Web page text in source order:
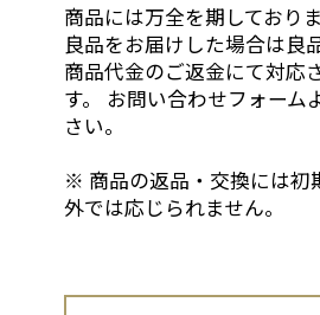
商品には万全を期しており
良品をお届けした場合は良
商品代金のご返金にて対応
す。 お問い合わせフォーム
さい。
※ 商品の返品・交換には初
外では応じられません。